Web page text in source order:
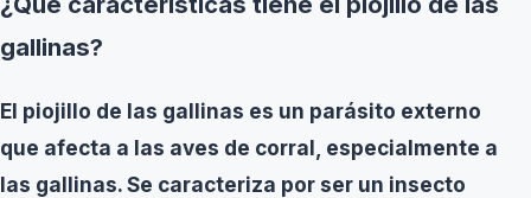
gallinas?
El piojillo de las gallinas es un parásito externo
que afecta a las aves de corral, especialmente a
las gallinas. Se caracteriza por ser un insecto